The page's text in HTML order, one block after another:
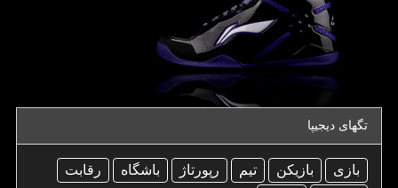
تگهای دیجیپا
بازی بازیكن تیم رپورتاژ باشگاه
رقابت